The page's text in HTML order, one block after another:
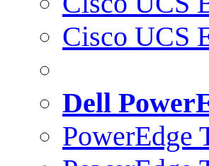
Cisco UCS
Dell
PowerEdge